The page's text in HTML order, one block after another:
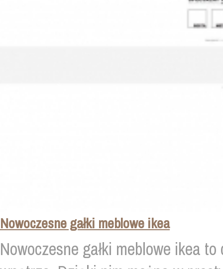
Nowoczesne gałki meblowe ikea
Nowoczesne gałki meblowe ikea